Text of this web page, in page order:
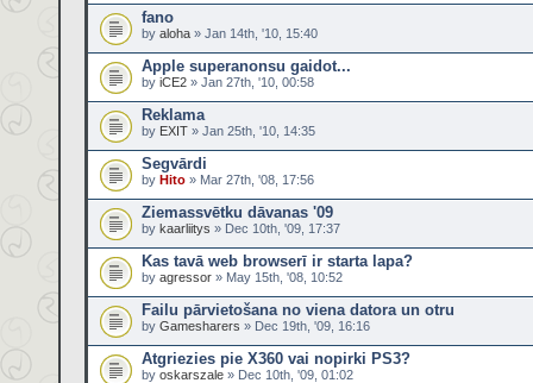
fano
by aloha » Jan 14th, '10, 15:40
Apple superanonsu gaidot...
by iCE2 » Jan 27th, '10, 00:58
Reklama
by EXIT » Jan 25th, '10, 14:35
Segvārdi
by Hito » Mar 27th, '08, 17:56
Ziemassvētku dāvanas '09
by kaarliitys » Dec 10th, '09, 17:37
Kas tavā web browserī ir starta lapa?
by agressor » May 15th, '08, 10:52
Failu pārvietošana no viena datora un otru
by Gamesharers » Dec 19th, '09, 16:16
Atgriezies pie X360 vai nopirki PS3?
by oskarszale » Dec 10th, '09, 01:02